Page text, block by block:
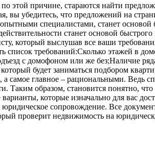
этой причине, стараются найти
вы убедитесь, что предложений на
специалистами, станет
станет основой
который выслушав все ваши
требований:Сколько этажей в
с домофоном или же без;Наличие
будет заниматься подбором
главное – рациональными. Ведь
образом, становится понятно, что
которые изначально для вас
сопровождение. Все
проверит недвижимость на